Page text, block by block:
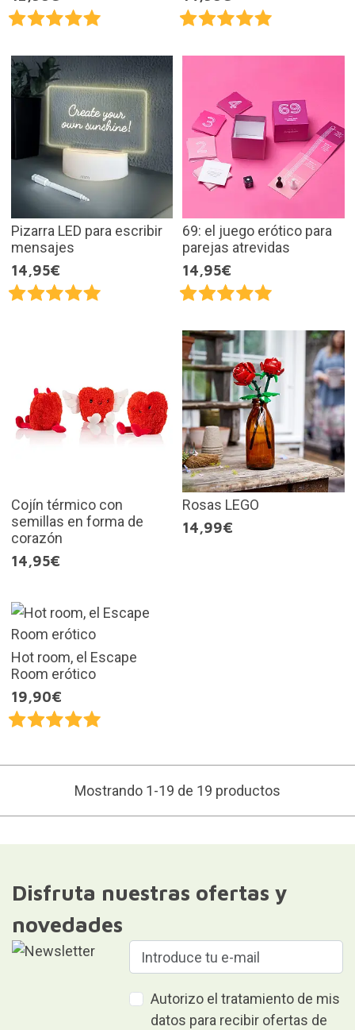
Pizarra LED para escribir
mensajes
14,95€
69: el juego erótico para
parejas atrevidas
14,95€
Cojín térmico con
semillas en forma de
corazón
14,95€
Rosas LEGO
14,99€
Hot room, el Escape
Room erótico
19,90€
Mostrando 1-19 de 19 productos
Disfruta nuestras ofertas y
novedades
Autorizo el tratamiento de mis
datos para recibir ofertas de